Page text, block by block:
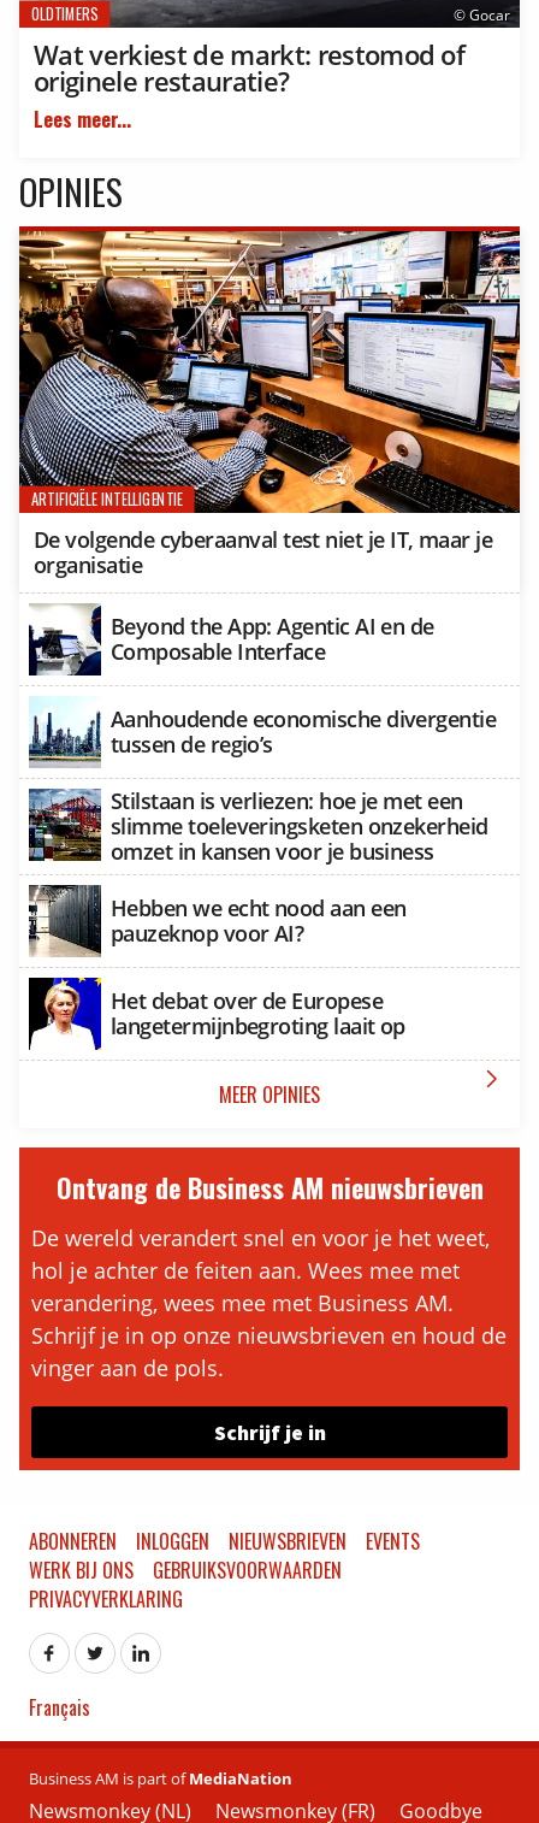
© Gocar
OLDTIMERS
Wat verkiest de markt: restomod of
originele restauratie?
Lees meer...
OPINIES
ARTIFICIËLE INTELLIGENTIE
De volgende cyberaanval test niet je IT, maar je
organisatie
Beyond the App: Agentic AI en de
Composable Interface
Aanhoudende economische divergentie
tussen de regio’s
Stilstaan is verliezen: hoe je met een
slimme toeleveringsketen onzekerheid
omzet in kansen voor je business
Hebben we echt nood aan een
pauzeknop voor AI?
Het debat over de Europese
langetermijnbegroting laait op
MEER OPINIES 
Ontvang de Business AM nieuwsbrieven
De wereld verandert snel en voor je het weet,
hol je achter de feiten aan. Wees mee met
verandering, wees mee met Business AM.
Schrijf je in op onze nieuwsbrieven en houd de
vinger aan de pols.
Schrijf je in
ABONNEREN INLOGGEN NIEUWSBRIEVEN
EVENTS
WERK BIJ ONS
GEBRUIKSVOORWAARDEN
PRIVACYVERKLARING
Français
Business AM is part ofMediaNation
Newsmonkey (NL) Newsmonkey (FR) Goodbye